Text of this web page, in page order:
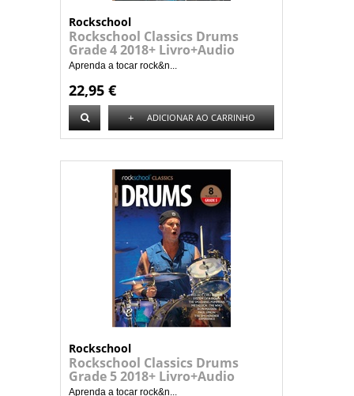
Rockschool
Rockschool Classics Drums
Grade 4 2018+ Livro+Audio
Aprenda a tocar rock&n...
22,95 €
+ ADICIONAR AO CARRINHO
Rockschool
Rockschool Classics Drums
Grade 5 2018+ Livro+Audio
Aprenda a tocar rock&n...